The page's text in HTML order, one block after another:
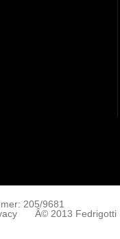
205/9681
Â© 2013 Fedrigotti